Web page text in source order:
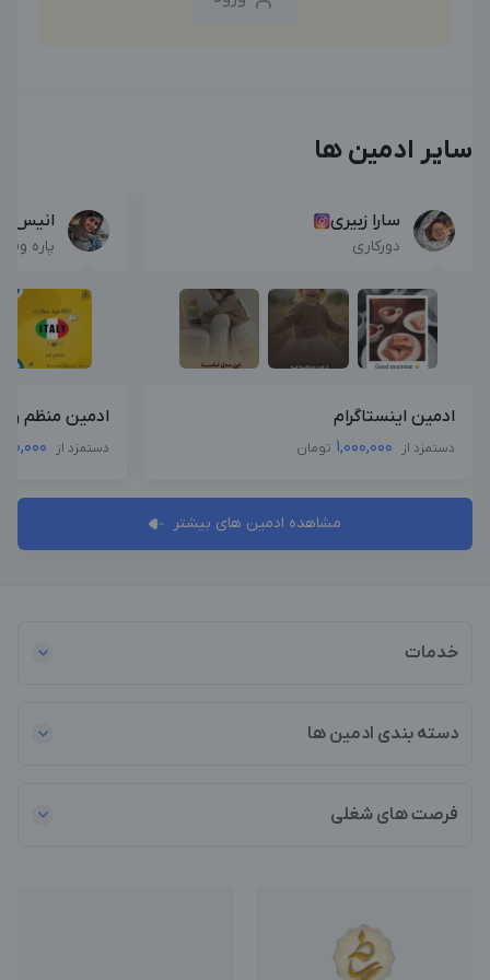
سایر ادمین ها
سارا زبیری
دورکاری
ادمین اینستاگرام
دستمزد از 1,000,000 تومان
انیس
پاره
ادمین منظم و
دستمزد از
مشاهده ادمین های بیشتر
خدمات
دسته بندی ادمین ها
فرصت های شغلی